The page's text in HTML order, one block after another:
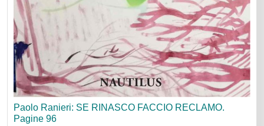
Paolo Ranieri: SE RINASCO FACCIO RECLAMO.
Pagine 96